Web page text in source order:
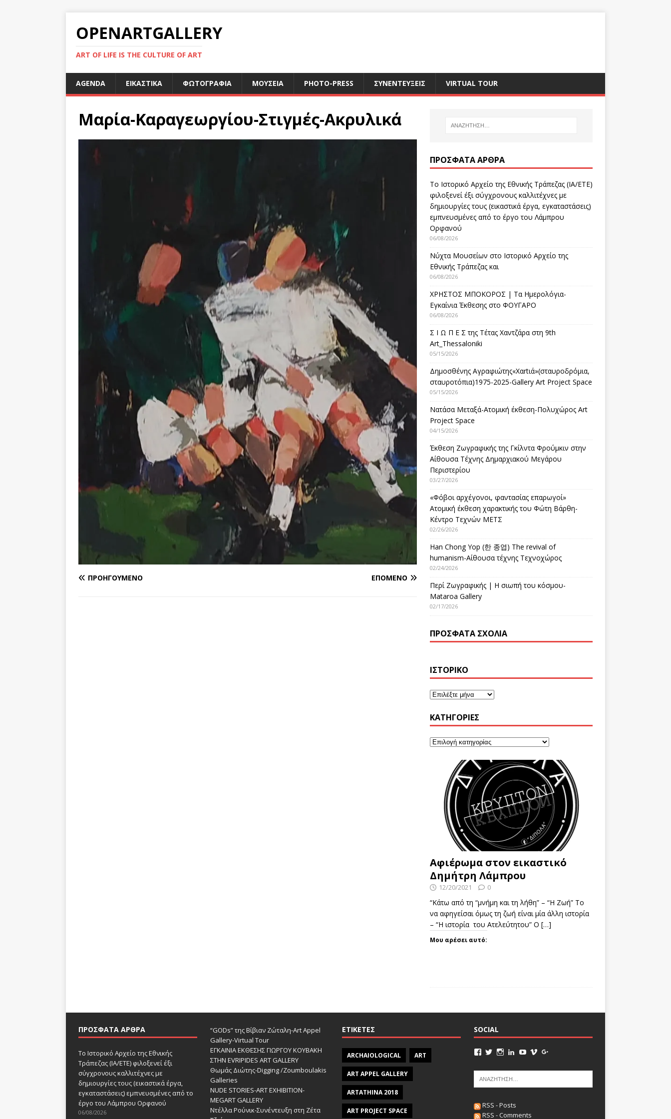
OPENARTGALLERY
ART OF LIFE IS THE CULTURE OF ART
AGENDA ΕΙΚΑΣΤΙΚΑ ΦΩΤΟΓΡΑΦΙΑ ΜΟΥΣΕΙΑ PHOTO-PRESS ΣΥΝΕΝΤΕΥΞΕΙΣ VIRTUAL TOUR
Μαρία-Καραγεωργίου-Στιγμές-Ακρυλικά
ΠΡΟΗΓΟΎΜΕΝΟ ΕΠΌΜΕΝΟ
ΠΡΌΣΦΑΤΑ ΆΡΘΡΑ
Το Ιστορικό Αρχείο της Εθνικής Τράπεζας (ΙΑ/ΕΤΕ)
φιλοξενεί έξι σύγχρονους καλλιτέχνες με
δημιουργίες τους (εικαστικά έργα, εγκαταστάσεις)
εμπνευσμένες από το έργο του Λάμπρου
Ορφανού
06/08/2026
Νύχτα Μουσείων στο Ιστορικό Αρχείο της
Εθνικής Τράπεζας και
06/08/2026
ΧΡΗΣΤΟΣ ΜΠΟΚΟΡΟΣ | Τα Ημερολόγια-
Εγκαίνια Έκθεσης στο ΦΟΥΓΑΡΟ
06/08/2026
Σ Ι Ω Π Ε Σ της Τέτας Χαντζάρα στη 9th
Art_Thessaloniki
05/15/2026
Δημοσθένης Αγραφιώτης«Xαrtιά»(σταυροδρόμια,
σταυροτόπια)1975-2025-Gallery Art Project Space
05/15/2026
Νατάσα Μεταξά-Ατομική έκθεση-Πολυχώρος Art
Project Space
04/15/2026
Έκθεση Ζωγραφικής της Γκίλντα Φρούμκιν στην
Αίθουσα Τέχνης Δημαρχιακού Μεγάρου
Περιστερίου
03/27/2026
«Φόβοι αρχέγονοι, φαντασίας επαρωγοί»
Ατομική έκθεση χαρακτικής του Φώτη Βάρθη-
Κέντρο Τεχνών ΜΕΤΣ
02/26/2026
Han Chong Yop (한 종엽) The revival of
humanism-Αίθουσα τέχνης Τεχνοχώρος
02/24/2026
Περί Ζωγραφικής | Η σιωπή του κόσμου-
Mataroa Gallery
02/17/2026
ΠΡΌΣΦΑΤΑ ΣΧΌΛΙΑ
ΙΣΤΟΡΙΚΌ
KΑΤΗΓΟΡΊΕΣ
Αφιέρωμα στον εικαστικό
Δημήτρη Λάμπρου
12/20/2021 0
“Κάτω από τη “μνήμη και τη λήθη” – “Η Ζωή” Το
να αφηγείσαι όμως τη ζωή είναι μία άλλη ιστορία
– “Η ιστορία του Ατελεύτητου” Ο […]
Μου αρέσει αυτό:
ΠΡΌΣΦΑΤΑ ΆΡΘΡΑ
Το Ιστορικό Αρχείο της Εθνικής
Τράπεζας (ΙΑ/ΕΤΕ) φιλοξενεί έξι
σύγχρονους καλλιτέχνες με
δημιουργίες τους (εικαστικά έργα,
εγκαταστάσεις) εμπνευσμένες από το
έργο του Λάμπρου Ορφανού
06/08/2026
“GODs” της Βίβιαν Ζώταλη-Art Appel
Gallery-Virtual Tour
ΕΓΚΑΙΝΙΑ ΕΚΘΕΣΗΣ ΓΙΩΡΓΟΥ ΚΟΥΒΑΚΗ
ΣΤΗΝ EVRIPIDES ART GALLERY
Θωμάς Διώτης-Digging /Zoumboulakis
Galleries
NUDE STORIES-ΑRT EXHIBITION-
MEGART GALLERY
Ντέλλα Ρούνικ-Συνέντευξη στη Ζέτα
ΕΤΙΚΈΤΕΣ
ARCHAIOLOGICAL ART
ART APPEL GALLERY
ARTATHINA 2018
ART PROJECT SPACE
SOCIAL
RSS - Posts
RSS - Comments